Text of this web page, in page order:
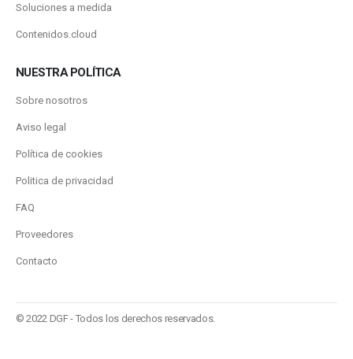
Soluciones a medida
Contenidos.cloud
NUESTRA POLÍTICA
Sobre nosotros
Aviso legal
Política de cookies
Politica de privacidad
FAQ
Proveedores
Contacto
© 2022 DGF - Todos los derechos reservados.